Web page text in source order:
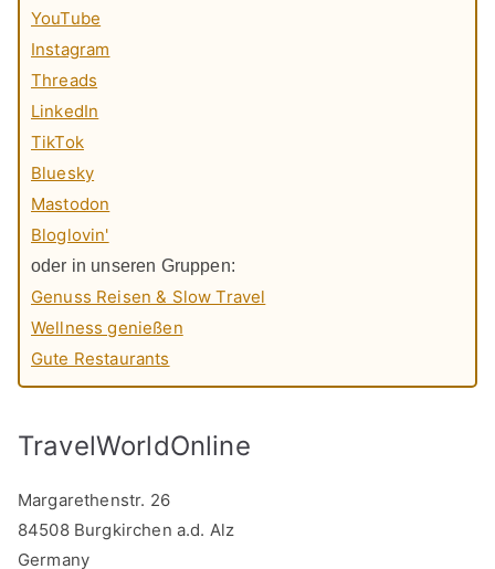
YouTube
Instagram
Threads
LinkedIn
TikTok
Bluesky
Mastodon
Bloglovin'
oder in unseren Gruppen:
Genuss Reisen & Slow Travel
Wellness genießen
Gute Restaurants
TravelWorldOnline
Margarethenstr. 26
84508 Burgkirchen a.d. Alz
Germany